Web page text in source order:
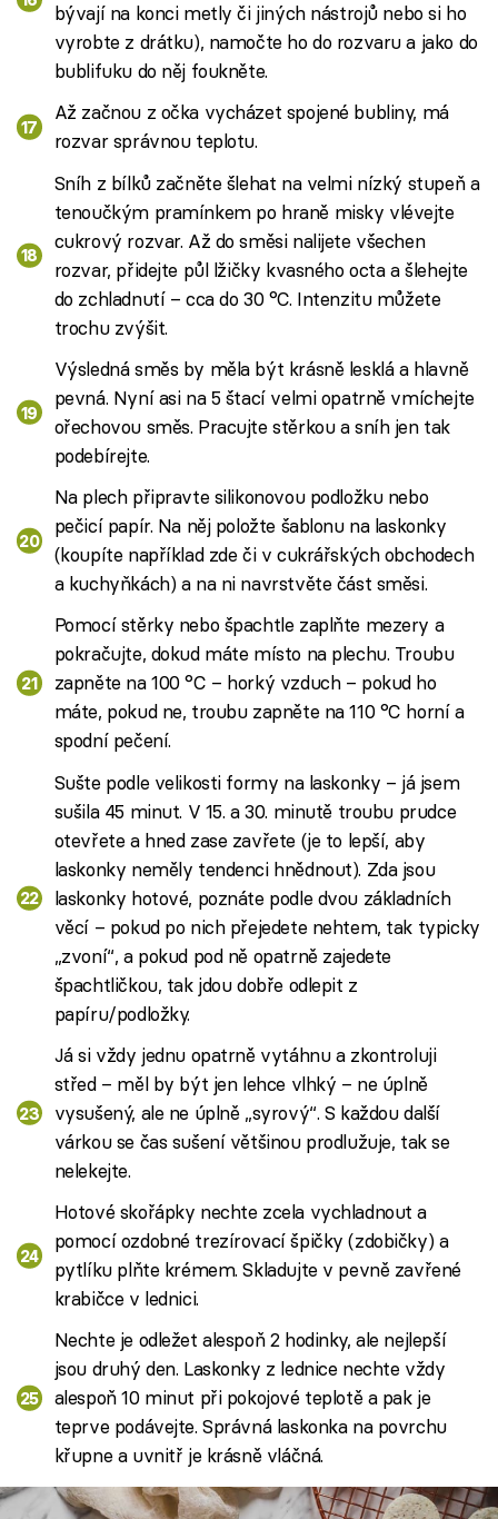
bývají na konci metly či jiných nástrojů nebo si ho
vyrobte z drátku), namočte ho do rozvaru a jako do
bublifuku do něj foukněte.
Až začnou z očka vycházet spojené bubliny, má
rozvar správnou teplotu.
Sníh z bílků začněte šlehat na velmi nízký stupeň a
tenoučkým pramínkem po hraně misky vlévejte
cukrový rozvar. Až do směsi nalijete všechen
rozvar, přidejte půl lžičky kvasného octa a šlehejte
do zchladnutí – cca do 30 °C. Intenzitu můžete
trochu zvýšit.
Výsledná směs by měla být krásně lesklá a hlavně
pevná. Nyní asi na 5 štací velmi opatrně vmíchejte
ořechovou směs. Pracujte stěrkou a sníh jen tak
podebírejte.
Na plech připravte silikonovou podložku nebo
pečicí papír. Na něj položte šablonu na laskonky
(koupíte například zde či v cukrářských obchodech
a kuchyňkách) a na ni navrstvěte část směsi.
Pomocí stěrky nebo špachtle zaplňte mezery a
pokračujte, dokud máte místo na plechu. Troubu
zapněte na 100 °C – horký vzduch – pokud ho
máte, pokud ne, troubu zapněte na 110 °C horní a
spodní pečení.
Sušte podle velikosti formy na laskonky – já jsem
sušila 45 minut. V 15. a 30. minutě troubu prudce
otevřete a hned zase zavřete (je to lepší, aby
laskonky neměly tendenci hnědnout). Zda jsou
laskonky hotové, poznáte podle dvou základních
věcí – pokud po nich přejedete nehtem, tak typicky
„zvoní“, a pokud pod ně opatrně zajedete
špachtličkou, tak jdou dobře odlepit z
papíru/podložky.
Já si vždy jednu opatrně vytáhnu a zkontroluji
střed – měl by být jen lehce vlhký – ne úplně
vysušený, ale ne úplně „syrový“. S každou další
várkou se čas sušení většinou prodlužuje, tak se
nelekejte.
Hotové skořápky nechte zcela vychladnout a
pomocí ozdobné trezírovací špičky (zdobičky) a
pytlíku plňte krémem. Skladujte v pevně zavřené
krabičce v lednici.
Nechte je odležet alespoň 2 hodinky, ale nejlepší
jsou druhý den. Laskonky z lednice nechte vždy
alespoň 10 minut při pokojové teplotě a pak je
teprve podávejte. Správná laskonka na povrchu
křupne a uvnitř je krásně vláčná.